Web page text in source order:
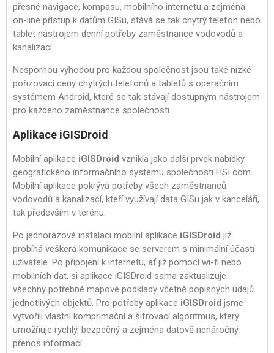
přesné navigace, kompasu, mobilního internetu a zejména
on-line přístup k datům GISu, stává se tak chytrý telefon nebo
tablet nástrojem denní potřeby zaměstnance vodovodů a
kanalizací.
Nespornou výhodou pro každou společnost jsou také nízké
pořizovací ceny chytrých telefonů a tabletů s operačním
systémem Android, které se tak stávají dostupným nástrojem
pro každého zaměstnance společnosti.
Aplikace iGISDroid
Mobilní aplikace iGISDroid vznikla jako další prvek nabídky
geografického informačního systému společnosti HSI com.
Mobilní aplikace pokrývá potřeby všech zaměstnanců
vodovodů a kanalizací, kteří využívají data GISu jak v kanceláři,
tak především v terénu.
Po jednorázové instalaci mobilní aplikace iGISDroid již
probíhá veškerá komunikace se serverem s minimální účastí
uživatele. Po připojení k internetu, ať již pomocí wi-fi nebo
mobilních dat, si aplikace iGISDroid sama zaktualizuje
všechny potřebné mapové podklady včetně popisných údajů
jednotlivých objektů. Pro potřeby aplikace iGISDroid jsme
vytvořili vlastní komprimační a šifrovací algoritmus, který
umožňuje rychlý, bezpečný a zejména datově nenáročný
přenos informací.